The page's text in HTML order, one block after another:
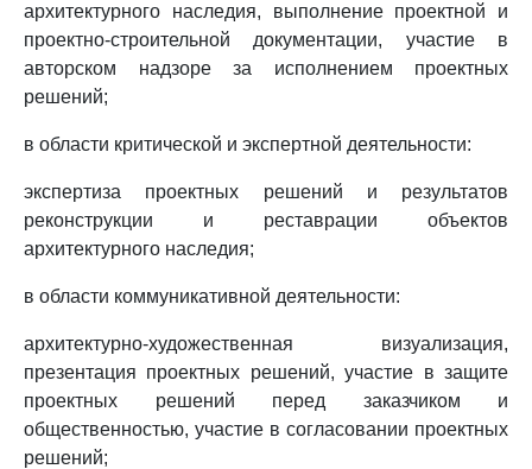
архитектурного наследия, выполнение проектной и
проектно-строительной документации, участие в
авторском надзоре за исполнением проектных
решений;
в области критической и экспертной деятельности:
экспертиза проектных решений и результатов
реконструкции и реставрации объектов
архитектурного наследия;
в области коммуникативной деятельности:
архитектурно-художественная визуализация,
презентация проектных решений, участие в защите
проектных решений перед заказчиком и
общественностью, участие в согласовании проектных
решений;